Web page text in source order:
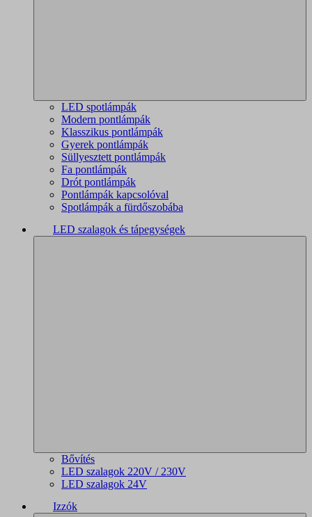
LED spotlámpák
Modern pontlámpák
Klasszikus pontlámpák
Gyerek pontlámpák
Süllyesztett pontlámpák
Fa pontlámpák
Drót pontlámpák
Pontlámpák kapcsolóval
Spotlámpák a fürdőszobába
LED szalagok és tápegységek
Bővítés
LED szalagok 220V / 230V
LED szalagok 24V
Izzók